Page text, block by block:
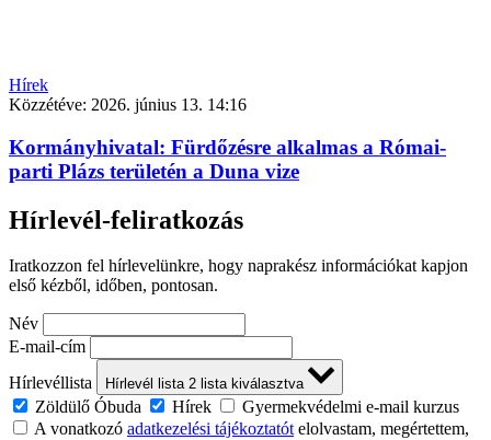
Hírek
Közzétéve: 2026. június 13. 14:16
Kormányhivatal: Fürdőzésre alkalmas a Római-
parti Plázs területén a Duna vize
Hírlevél-feliratkozás
Iratkozzon fel hírlevelünkre, hogy naprakész információkat kapjon
első kézből, időben, pontosan.
Név
E-mail-cím
Hírlevéllista
Hírlevél lista 2 lista kiválasztva
Zöldülő Óbuda Hírek
Gyermekvédelmi e-mail kurzus
A vonatkozó adatkezelési tájékoztatótelolvastam, megértettem,